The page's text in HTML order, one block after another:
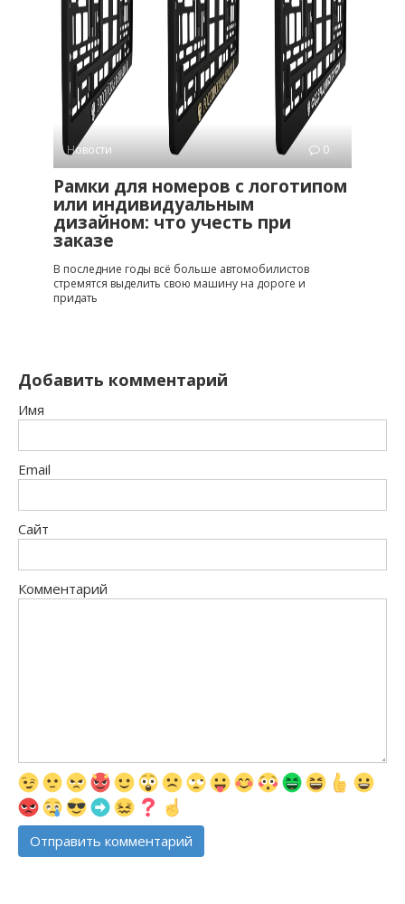
Новости 0
Рамки для номеров с логотипом
или индивидуальным
дизайном: что учесть при
заказе
В последние годы всё больше автомобилистов
стремятся выделить свою машину на дороге и
придать
Добавить комментарий
Имя
Email
Сайт
Комментарий